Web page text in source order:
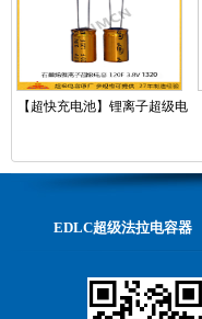
【超快充电池】锂离子超级电
电池电源
EDLC超级法拉电容器